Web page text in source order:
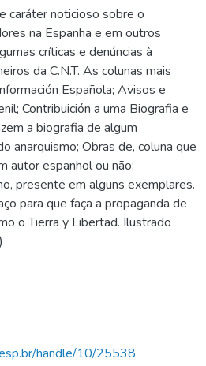
caráter noticioso sobre o
na Espanha e em outros
críticas e denúncias à
da C.N.T. As colunas mais
Española; Avisos e
Contribuición a uma Biografia e
a biografia de algum
anarquismo; Obras de, coluna que
autor espanhol ou não;
presente em alguns exemplares.
para que faça a propaganda de
o Tierra y Libertad. Ilustrado
handle/10/25538